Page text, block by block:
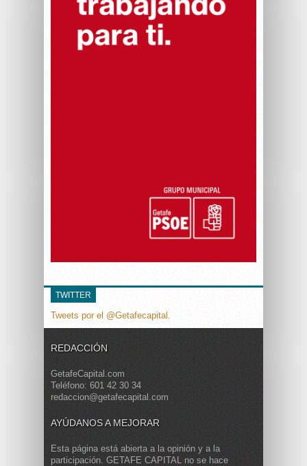
TWITTER
Tweets por el @Getafecapital.
REDACCIÓN
GetafeCapital.com
Teléfono: 601 42 30 34
redaccion@getafecapital.com
AYÚDANOS A MEJORAR
Esta página está abierta a la opinión y a la
participación. GETAFE CAPITAL no se hace